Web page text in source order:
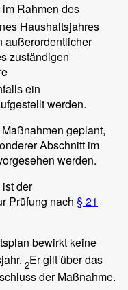
Rahmen des
Haushaltsjahres
außerordentlicher
zuständigen
ein
werden.
geplant,
Abschnitt im
werden.
der
Prüfung nach § 21
bewirkt keine
2Er gilt über das
der Maßnahme.